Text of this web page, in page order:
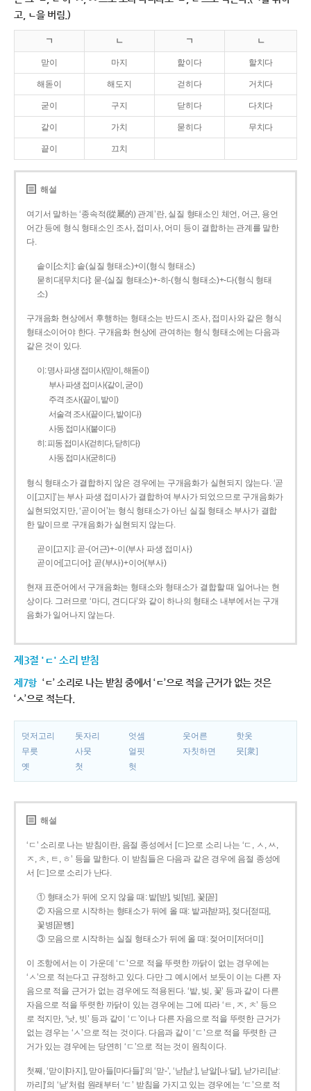
고, ㄴ을 버림.)
ㄱ ㄴ ㄱ ㄴ
맏이 마지 핥이다 할치다
해돋이 해도지 걷히다 거치다
굳이 구지 닫히다 다치다
같이 가치 묻히다 무치다
끝이 끄치
해설
여기서 말하는 ‘종속적(從屬的) 관계’란, 실질 형태소인 체언, 어근, 용언
어간 등에 형식 형태소인 조사, 접미사, 어미 등이 결합하는 관계를 말한
다.
솥이[소치]: 솥(실질 형태소)+이(형식 형태소)
묻히다[무치다]: 묻­-(실질 형태소)+­-히­-(형식 형태소)+-다(형식 형태
소)
구개음화 현상에서 후행하는 형태소는 반드시 조사, 접미사와 같은 형식
형태소이어야 한다. 구개음화 현상에 관여하는 형식 형태소에는 다음과
같은 것이 있다.
이: 명사 파생 접미사(맏이, 해돋이)
부사 파생 접미사(같이, 굳이)
주격 조사(끝이, 밭이)
서술격 조사(끝이다, 밭이다)
사동 접미사(붙이다)
히: 피동 접미사(걷히다, 닫히다)
사동 접미사(굳히다)
형식 형태소가 결합하지 않은 경우에는 구개음화가 실현되지 않는다. ‘곧
이[고지]’는 부사 파생 접미사가 결합하여 부사가 되었으므로 구개음화가
실현되었지만, ‘곧이어’는 형식 형태소가 아닌 실질 형태소 부사가 결합
한 말이므로 구개음화가 실현되지 않는다.
곧이[고지]: 곧-­(어근)+­-이(부사 파생 접미사)
곧이어[고디어]: 곧(부사)+이어(부사)
현재 표준어에서 구개음화는 형태소와 형태소가 결합할 때 일어나는 현
상이다. 그러므로 ‘마디, 견디다’와 같이 하나의 형태소 내부에서는 구개
음화가 일어나지 않는다.
제3절 'ㄷ' 소리 받침
제7항 ‘ㄷ’ 소리로 나는 받침 중에서 ‘ㄷ’으로 적을 근거가 없는 것은
‘ㅅ’으로 적는다.
덧저고리 돗자리 엇셈 웃어른
핫옷
무릇
사뭇 얼핏 자칫하면
뭇[衆]
옛
첫 헛
해설
‘ㄷ’ 소리로 나는 받침이란, 음절 종성에서 [ㄷ]으로 소리 나는 ‘ㄷ, ㅅ, ㅆ,
ㅈ, ㅊ, ㅌ, ㅎ’ 등을 말한다. 이 받침들은 다음과 같은 경우에 음절 종성에
서 [ㄷ]으로 소리가 난다.
① 형태소가 뒤에 오지 않을 때: 밭[받], 빚[빋], 꽃[꼳]
② 자음으로 시작하는 형태소가 뒤에 올 때: 밭과[받꽈], 젖다[젇따],
꽃병[꼳뼝]
③ 모음으로 시작하는 실질 형태소가 뒤에 올 때: 젖어미[저더미]
이 조항에서는 이 가운데 ‘ㄷ’으로 적을 뚜렷한 까닭이 없는 경우에는
‘ㅅ’으로 적는다고 규정하고 있다. 다만 그 예시에서 보듯이 이는 다른 자
음으로 적을 근거가 없는 경우에도 적용된다. ‘밭, 빚, 꽃’ 등과 같이 다른
자음으로 적을 뚜렷한 까닭이 있는 경우에는 그에 따라 ‘ㅌ, ㅈ, ㅊ’ 등으
로 적지만, ‘낫, 빗’ 등과 같이 ‘ㄷ’이나 다른 자음으로 적을 뚜렷한 근거가
없는 경우는 ‘ㅅ’으로 적는 것이다. 다음과 같이 ‘ㄷ’으로 적을 뚜렷한 근
거가 있는 경우에는 당연히 ‘ㄷ’으로 적는 것이 원칙이다.
첫째, ‘맏이[마지], 맏아들[마다들]’의 ‘맏-’, ‘낟[낟ː], 낟알[나ː달], 낟가리[낟ː
까리]’의 ‘낟’처럼 원래부터 ‘ㄷ’ 받침을 가지고 있는 경우에는 ‘ㄷ’으로 적